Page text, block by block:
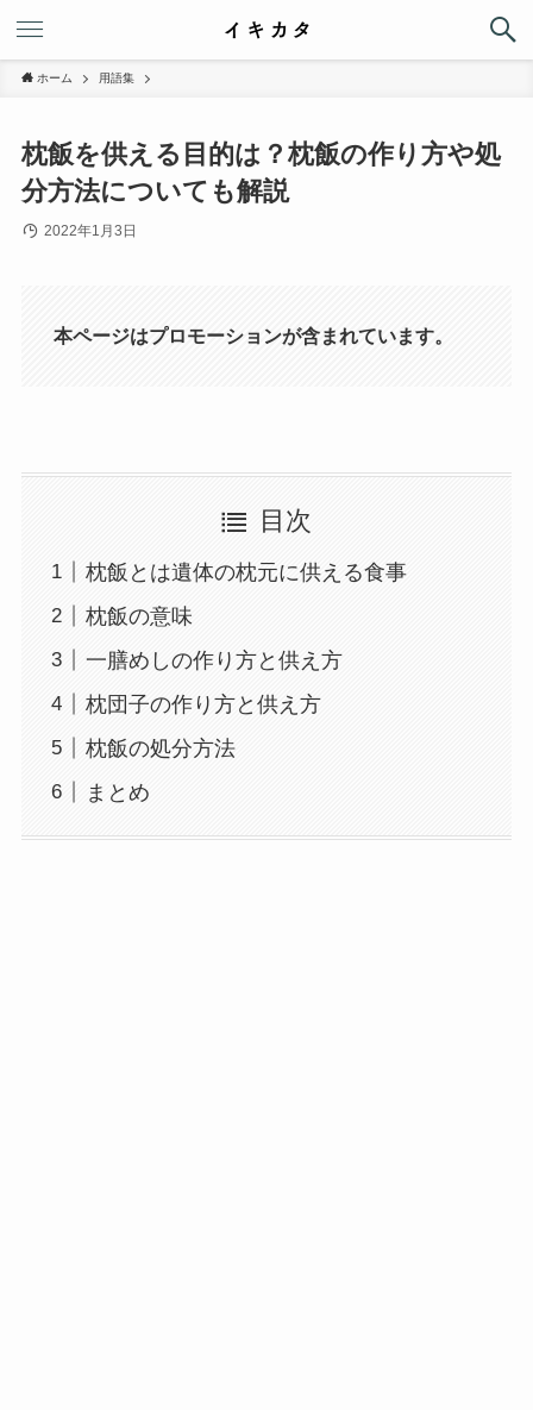
ホーム 用語集
枕飯を供える目的は？枕飯の作り方や処
分方法についても解説
2022年1月3日
本ページはプロモーションが含まれています。
目次
枕飯とは遺体の枕元に供える食事
枕飯の意味
一膳めしの作り方と供え方
枕団子の作り方と供え方
枕飯の処分方法
まとめ